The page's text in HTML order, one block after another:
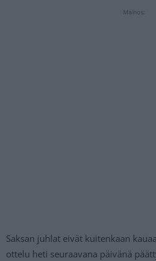
Mainos:
Saksan juhlat eivät kuitenkaan
ottelu heti seuraavana päivänä